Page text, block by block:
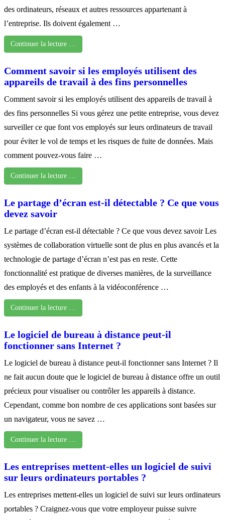
des ordinateurs, réseaux et autres ressources appartenant à
l’entreprise. Ils doivent également …
Continuer la lecture …
Comment savoir si les employés utilisent des
appareils de travail à des fins personnelles
Comment savoir si les employés utilisent des appareils de travail à
des fins personnelles Si vous gérez une petite entreprise, vous devez
surveiller ce que font vos employés sur leurs ordinateurs de travail
pour éviter le vol de temps et les risques de fuite de données. Mais
comment pouvez-vous faire …
Continuer la lecture …
Le partage d’écran est-il détectable ? Ce que vous
devez savoir
Le partage d’écran est-il détectable ? Ce que vous devez savoir Les
systèmes de collaboration virtuelle sont de plus en plus avancés et la
technologie de partage d’écran n’est pas en reste. Cette
fonctionnalité est pratique de diverses manières, de la surveillance
des employés et des enfants à la vidéoconférence …
Continuer la lecture …
Le logiciel de bureau à distance peut-il
fonctionner sans Internet ?
Le logiciel de bureau à distance peut-il fonctionner sans Internet ? Il
ne fait aucun doute que le logiciel de bureau à distance offre un outil
précieux pour visualiser ou contrôler les appareils à distance.
Cependant, comme bon nombre de ces applications sont basées sur
un navigateur, vous ne savez …
Continuer la lecture …
Les entreprises mettent-elles un logiciel de suivi
sur leurs ordinateurs portables ?
Les entreprises mettent-elles un logiciel de suivi sur leurs ordinateurs
portables ? Craignez-vous que votre employeur puisse suivre